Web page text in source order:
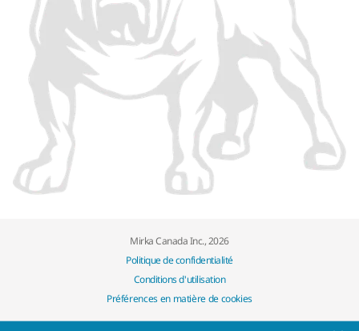
Mirka Canada Inc., 2026
Politique de confidentialité
Conditions d'utilisation
Préférences en matière de cookies